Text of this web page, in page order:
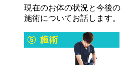
現在のお体の状況と今後の
施術についてお話します。